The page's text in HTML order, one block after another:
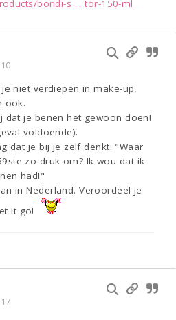
bondi-s ... tor-150-ml
niet verdiepen in make-up,
ook.
dat je benen het gewoon doen!
voldoende).
dat je bij je zelf denkt: "Waar
zo druk om? Ik wou dat ik
had!"
in Nederland. Veroordeel je
it go!